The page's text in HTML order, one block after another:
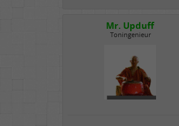
Mr. Upduff
Toningenieur